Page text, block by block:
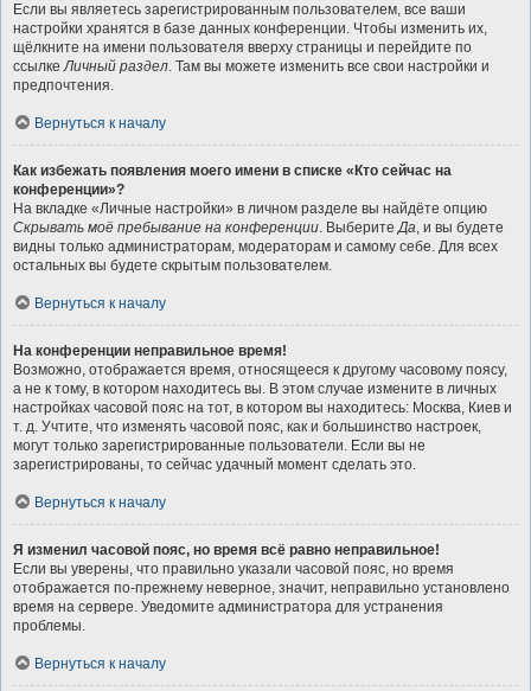
Если вы являетесь зарегистрированным пользователем, все ваши
настройки хранятся в базе данных конференции. Чтобы изменить их,
щёлкните на имени пользователя вверху страницы и перейдите по
ссылкеЛичный раздел. Там вы можете изменить все свои настройки и
предпочтения.
Вернуться к началу
Как избежать появления моего имени в списке «Кто сейчас на
конференции»?
На вкладке «Личные настройки» в личном разделе вы найдёте опцию
Скрывать моё пребывание на конференции. ВыберитеДа, и вы будете
видны только администраторам, модераторам и самому себе. Для всех
остальных вы будете скрытым пользователем.
Вернуться к началу
На конференции неправильное время!
Возможно, отображается время, относящееся к другому часовому поясу,
а не к тому, в котором находитесь вы. В этом случае измените в личных
настройках часовой пояс на тот, в котором вы находитесь: Москва, Киев и
т. д. Учтите, что изменять часовой пояс, как и большинство настроек,
могут только зарегистрированные пользователи. Если вы не
зарегистрированы, то сейчас удачный момент сделать это.
Вернуться к началу
Я изменил часовой пояс, но время всё равно неправильное!
Если вы уверены, что правильно указали часовой пояс, но время
отображается по-прежнему неверное, значит, неправильно установлено
время на сервере. Уведомите администратора для устранения
проблемы.
Вернуться к началу